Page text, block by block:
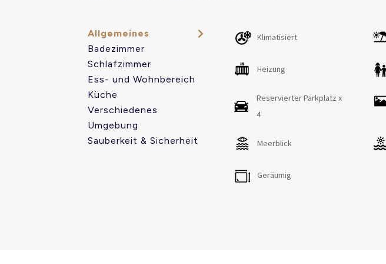
Standort:
weniger als 400 Meter entfernt finden Sie:
- Tennis- und Paddle-Club mit Restaurant und Club mit Kinderaktivitäten.
- Lebensmittelgeschäft zum Mitnehmen
- Apotheke
- Restaurants: asiatisch (Lili) und mexikanisch (Mexygo).
Allgemeines
Badezimmer
Schlafzimmer
Ess- und Wohnbereich
Küche
Verschiedenes
Umgebung
Sauberkeit & Sicherheit
Klimatisiert
Heizung
Reservierter Parkplatz x
4
Meerblick
Geräumig